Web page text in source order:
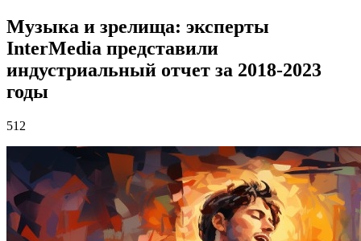
Музыка и зрелища: эксперты
InterMedia представили
индустриальный отчет за 2018-2023
годы
512